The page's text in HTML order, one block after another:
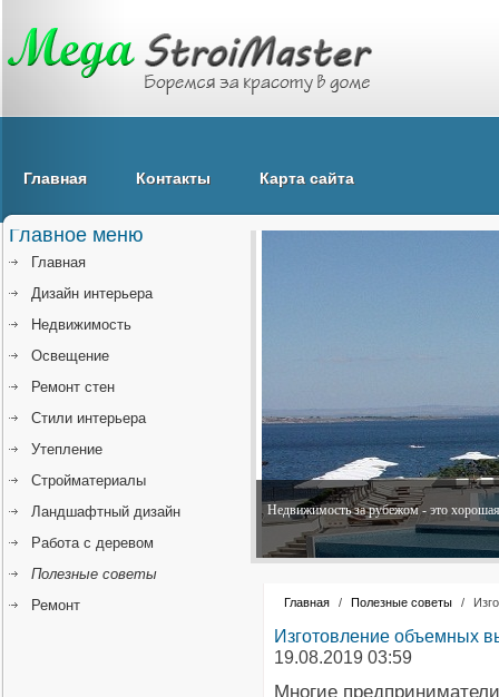
Главная Контакты Карта сайта
Недвижимость за рубежом - это
Главная / Полезные советы /
Изготовление объемных
19.08.2019 03:59
Многие
Главное меню
Главная
Дизайн интерьера
Недвижимость
Освещение
Ремонт стен
Стили интерьера
Утепление
Стройматериалы
Ландшафтный дизайн
Работа с деревом
Полезные советы
Ремонт